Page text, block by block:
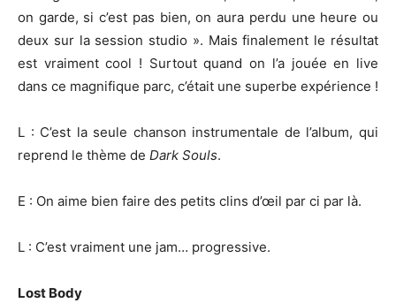
on garde, si c’est pas bien, on aura perdu une heure ou
deux sur la session studio ». Mais finalement le résultat
est vraiment cool ! Surtout quand on l’a jouée en live
dans ce magnifique parc, c’était une superbe expérience !
L : C’est la seule chanson instrumentale de l’album, qui
reprend le thème de Dark Souls.
E : On aime bien faire des petits clins d’œil par ci par là.
L : C’est vraiment une jam… progressive.
Lost Body